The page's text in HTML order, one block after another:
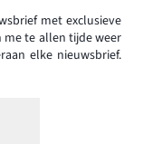
met exclusieve
me te allen tijde weer
elke nieuwsbrief.